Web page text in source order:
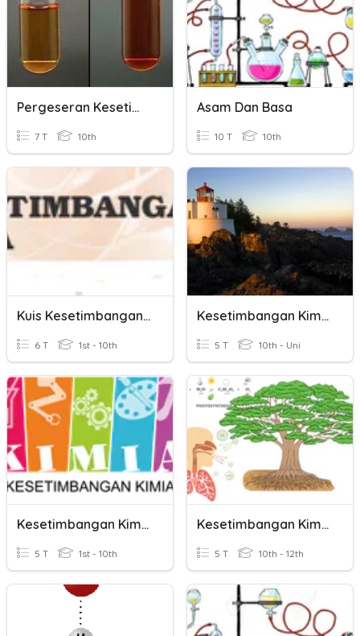
Pergeseran Kesetimbangan Kimia
7 T 10th
Asam Dan Basa
10 T 10th
Kuis Kesetimbangan Kimia
6 T 1st - 10th
Kesetimbangan Kimia
5 T 10th - Uni
Kesetimbangan Kimia
5 T 1st - 10th
Kesetimbangan Kimia : Faktor Yang Mempengaruhi Kesetimbangan
5 T 10th - 12th